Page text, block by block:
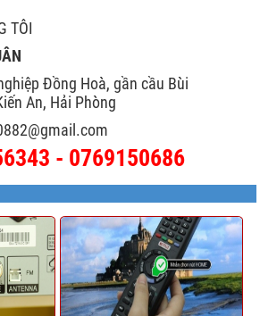
TÔI
Đồng Hoà, gần cầu Bùi
An, Hải Phòng
- 0769150686